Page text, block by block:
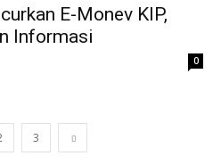
E-Monev KIP,
Informasi
0
3